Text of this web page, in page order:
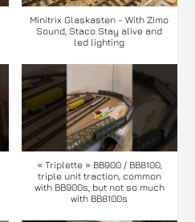
Minitrix Glaskasten - With Zimo
Sound, Staco Stay alive and
led lighting
« Triplette » BB900 / BB8100,
triple unit traction, common
with BB900s, but not so much
with BB8100s